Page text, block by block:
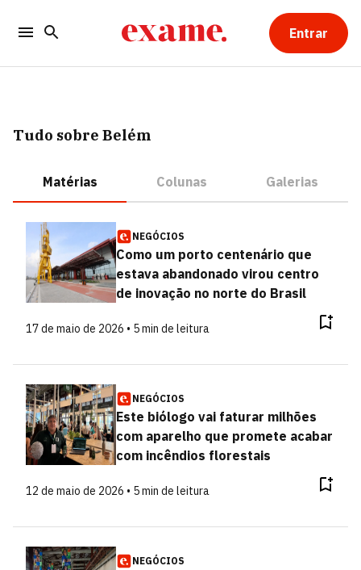
Entrar
Tudo sobre Belém
Matérias Colunas Galerias
NEGÓCIOS
Como um porto centenário que
estava abandonado virou centro
de inovação no norte do Brasil
17 de maio de 2026 • 5 min de leitura
NEGÓCIOS
Este biólogo vai faturar milhões
com aparelho que promete acabar
com incêndios florestais
12 de maio de 2026 • 5 min de leitura
NEGÓCIOS